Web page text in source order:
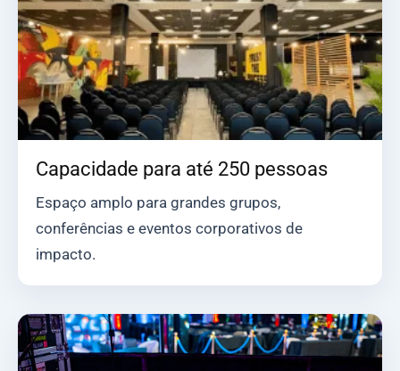
Capacidade para até 250 pessoas
Espaço amplo para grandes grupos,
conferências e eventos corporativos de
impacto.